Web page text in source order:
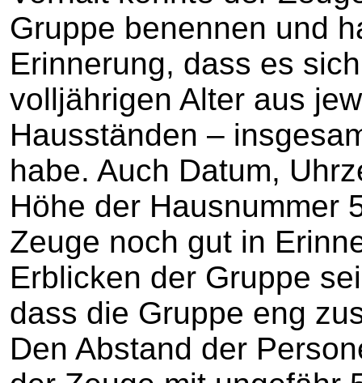
Gruppe benennen und
Erinnerung, dass es
volljährigen Alter aus
Hausständen –
habe. Auch Datum,
Höhe der Hausnummer
Zeuge noch gut in
Erblicken der Gruppe
dass die Gruppe eng
Den Abstand der